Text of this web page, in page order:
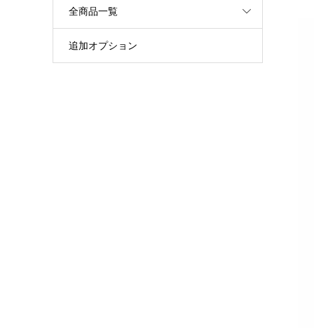
全商品一覧
追加オプション